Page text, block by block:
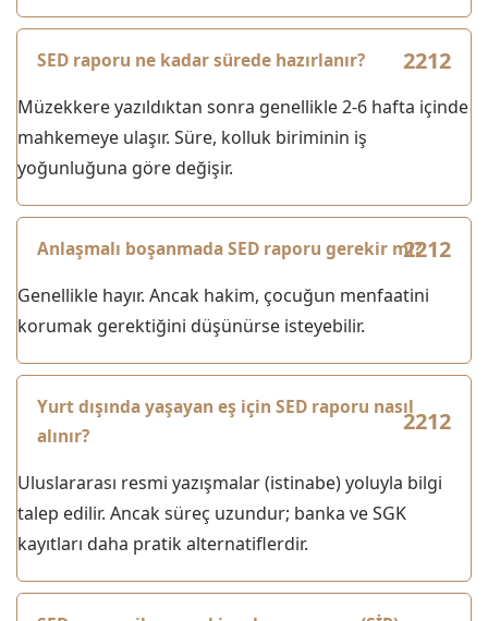
SED raporu ne kadar sürede hazırlanır?
Müzekkere yazıldıktan sonra genellikle 2-6 hafta içinde
mahkemeye ulaşır. Süre, kolluk biriminin iş
yoğunluğuna göre değişir.
Anlaşmalı boşanmada SED raporu gerekir mi?
Genellikle hayır. Ancak hakim, çocuğun menfaatini
korumak gerektiğini düşünürse isteyebilir.
Yurt dışında yaşayan eş için SED raporu nasıl
alınır?
Uluslararası resmi yazışmalar (istinabe) yoluyla bilgi
talep edilir. Ancak süreç uzundur; banka ve SGK
kayıtları daha pratik alternatiflerdir.